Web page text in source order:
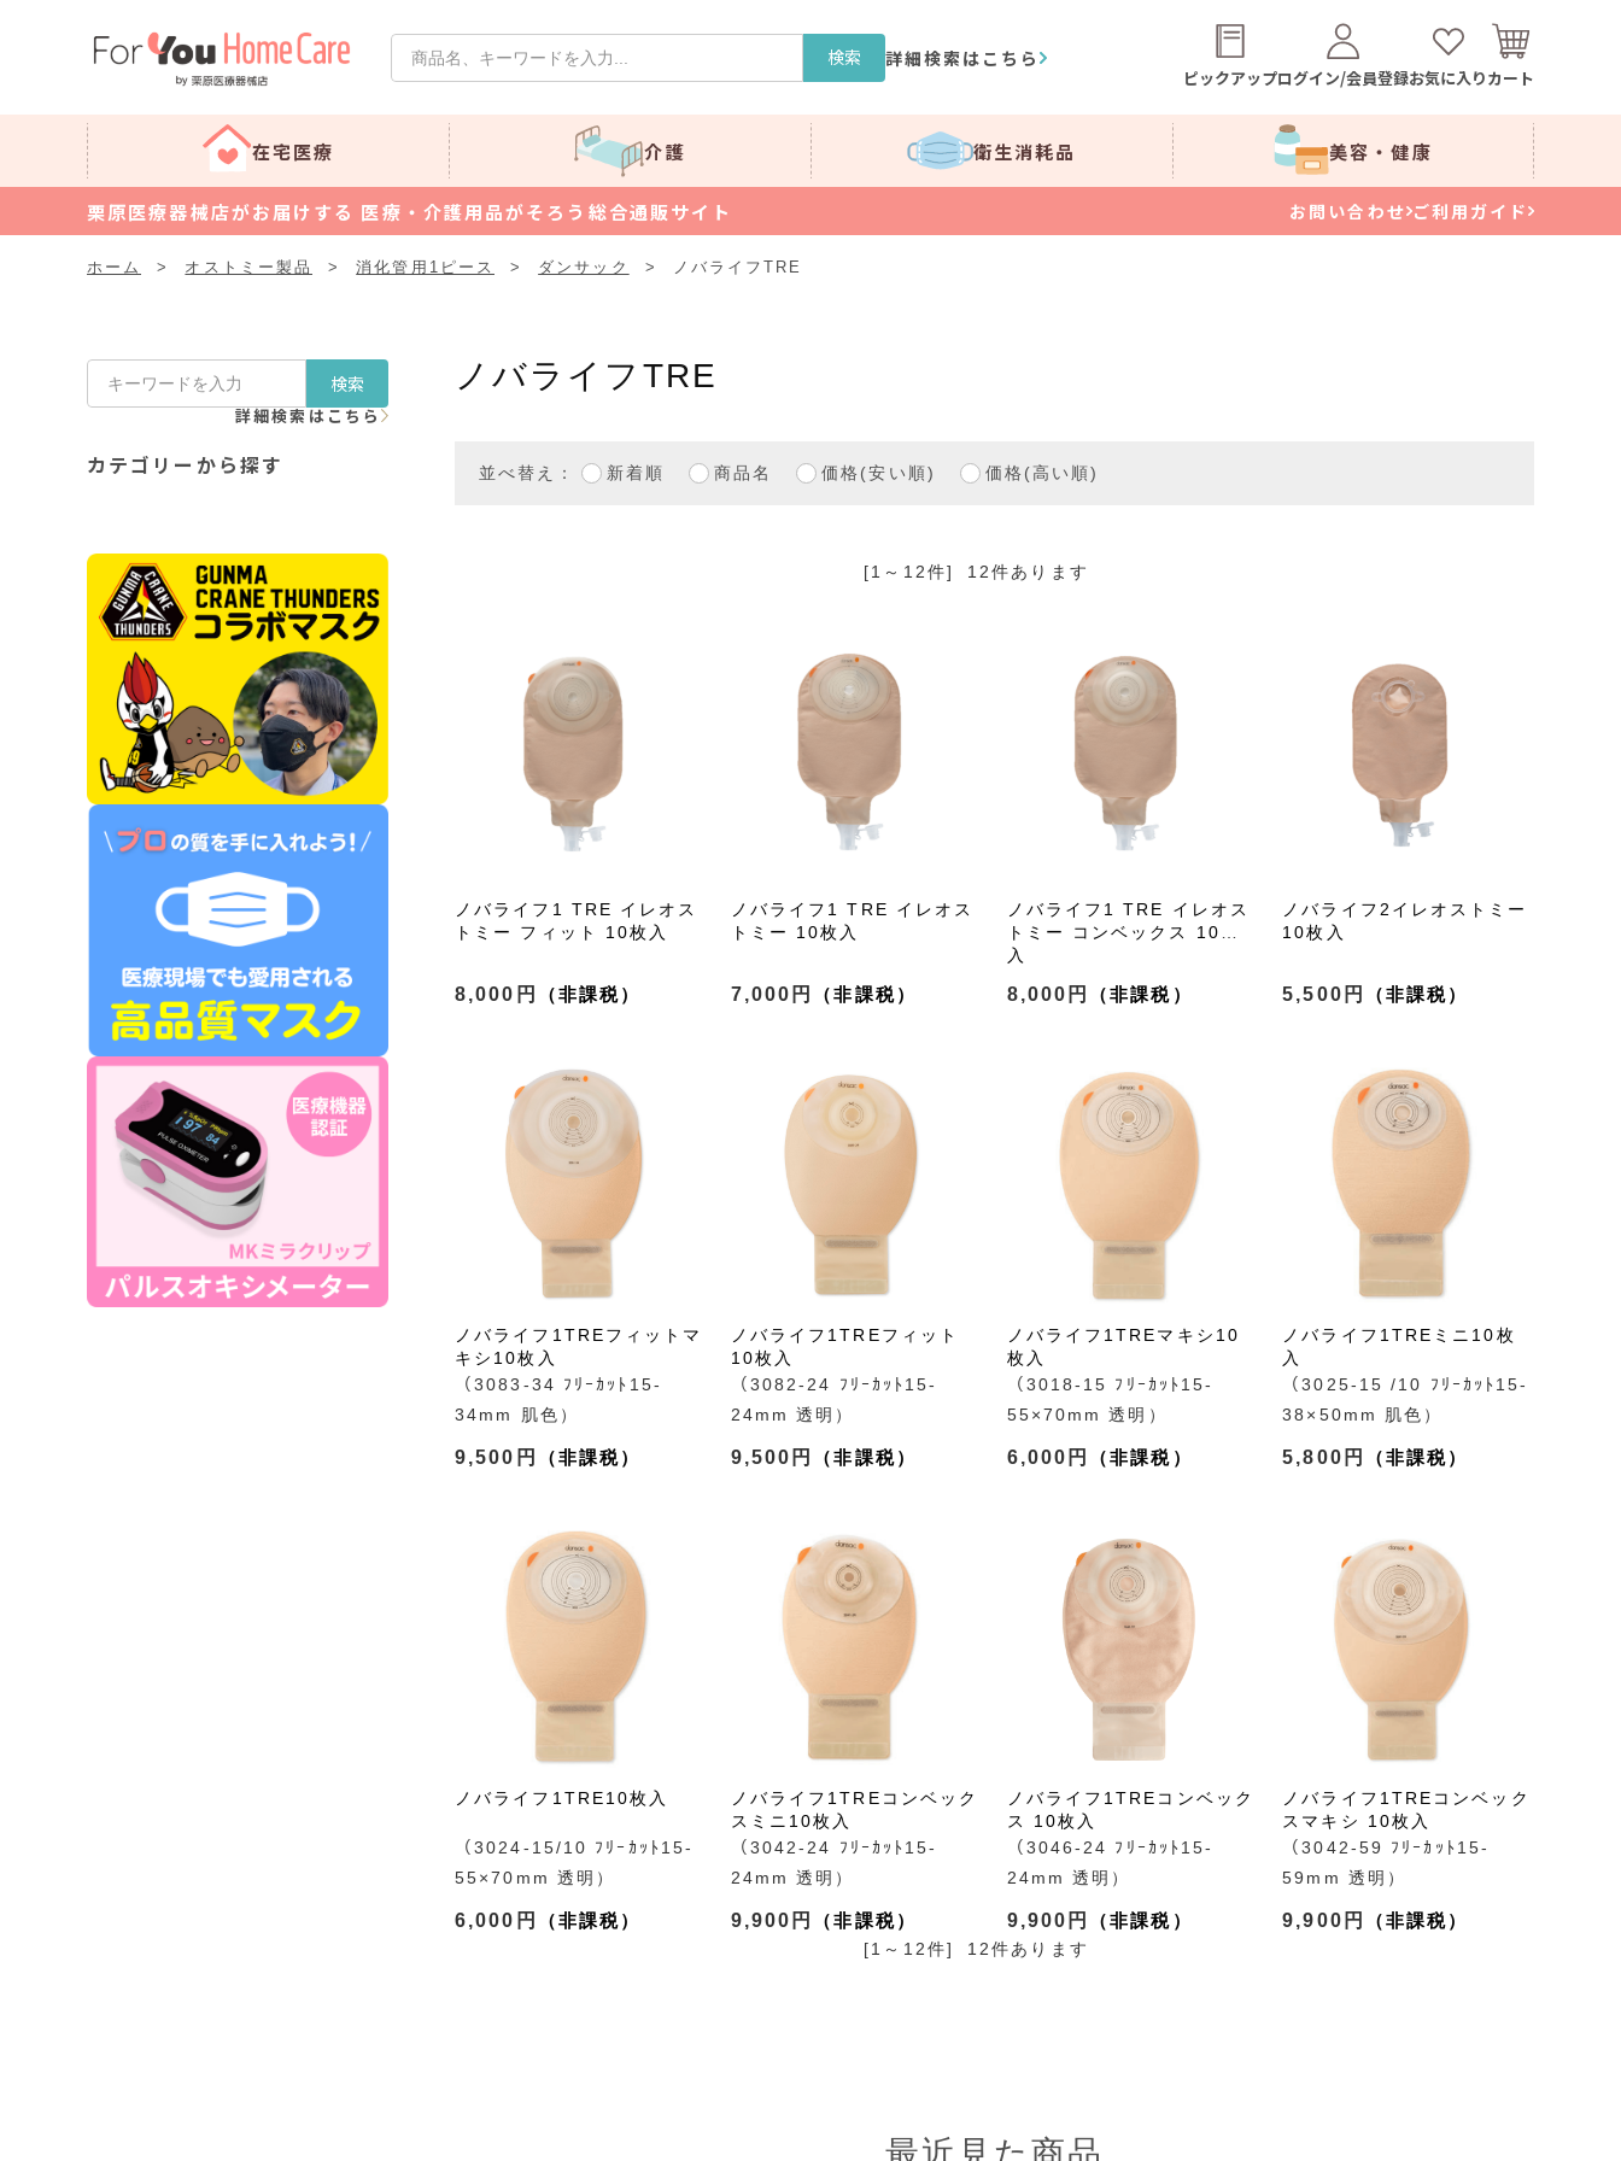
検索 詳細検索はこちら
ピックアップログイン/会員登録お気に入りカート
在宅医療 介護 衛生消耗品 美容・健康
栗原医療器械店がお届けする 医療・介護用品がそろう総合通販サイト お問い合わせ ご利用ガイド
ホーム > オストミー製品 > 消化管用1ピース > ダンサック > ノバライフTRE
検索
詳細検索はこちら
カテゴリーから探す
ノバライフTRE
並べ替え： 新着順 商品名 価格(安い順) 価格(高い順)
[1～12件] 12件あります
ノバライフ1 TRE イレオス
トミー フィット 10枚入
8,000円
ノバライフ1 TRE イレオス
トミー 10枚入
7,000円
ノバライフ1 TRE イレオス
トミー コンベックス 10枚
入
8,000円
ノバライフ2イレオストミー
10枚入
5,500円
ノバライフ1TREフィットマ
キシ10枚入
（3083-34 ﾌﾘｰｶｯﾄ15-
34mm 肌色）
9,500円
ノバライフ1TREフィット
10枚入
（3082-24 ﾌﾘｰｶｯﾄ15-
24mm 透明）
9,500円
ノバライフ1TREマキシ10
枚入
（3018-15 ﾌﾘｰｶｯﾄ15-
55×70mm 透明）
6,000円
ノバライフ1TREミニ10枚
入
（3025-15 /10 ﾌﾘｰｶｯﾄ15-
38×50mm 肌色）
5,800円
ノバライフ1TRE10枚入
（3024-15/10 ﾌﾘｰｶｯﾄ15-
55×70mm 透明）
6,000円
ノバライフ1TREコンベック
スミニ10枚入
（3042-24 ﾌﾘｰｶｯﾄ15-
24mm 透明）
9,900円
ノバライフ1TREコンベック
ス 10枚入
（3046-24 ﾌﾘｰｶｯﾄ15-
24mm 透明）
9,900円
ノバライフ1TREコンベック
スマキシ 10枚入
（3042-59 ﾌﾘｰｶｯﾄ15-
59mm 透明）
9,900円
[1～12件] 12件あります
最近見た商品